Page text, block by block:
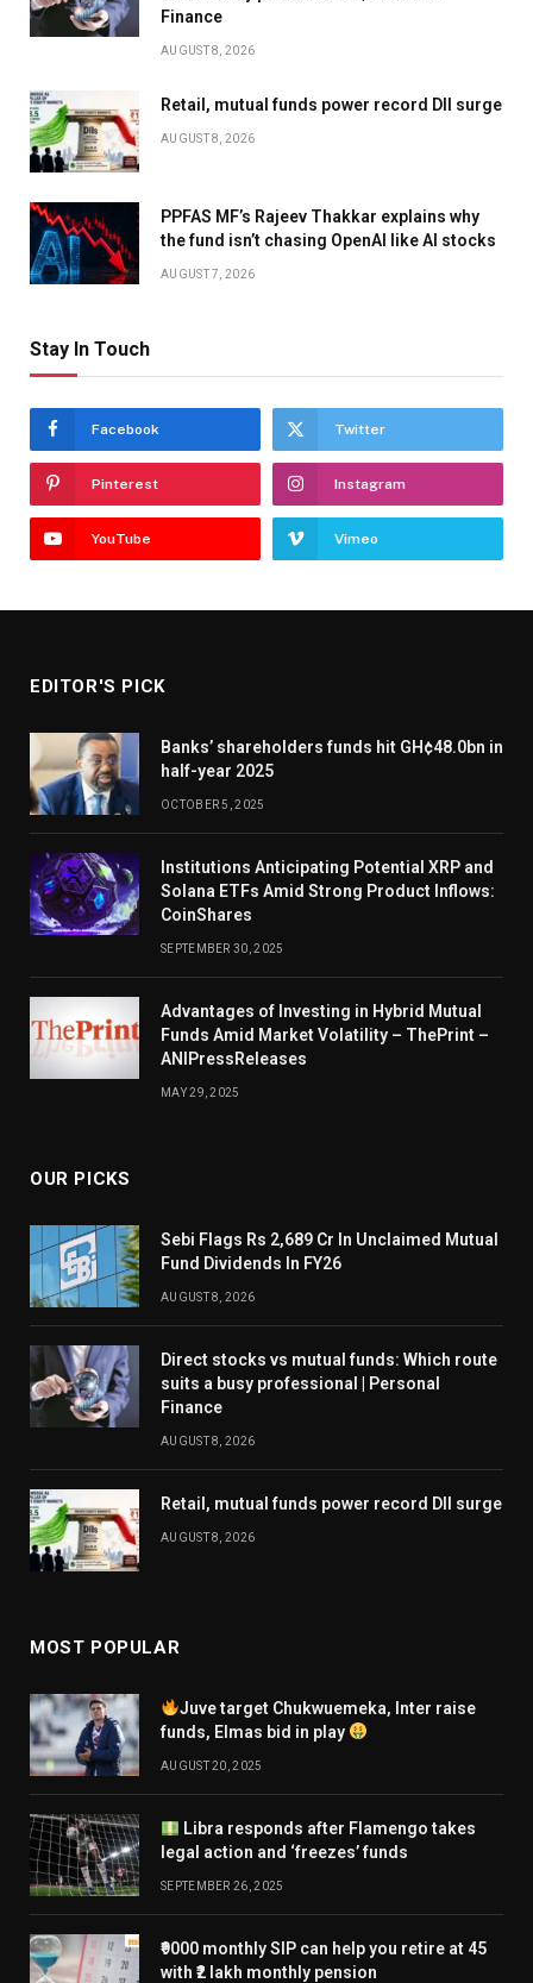
Finance
AUGUST 8, 2026
Retail, mutual funds power record DII surge
AUGUST 8, 2026
PPFAS MF’s Rajeev Thakkar explains why
the fund isn’t chasing OpenAI like AI stocks
AUGUST 7, 2026
Stay In Touch
Facebook Twitter
Pinterest Instagram
YouTube Vimeo
EDITOR'S PICK
Banks’ shareholders funds hit GH¢48.0bn in
half-year 2025
OCTOBER 5, 2025
Institutions Anticipating Potential XRP and
Solana ETFs Amid Strong Product Inflows:
CoinShares
SEPTEMBER 30, 2025
Advantages of Investing in Hybrid Mutual
Funds Amid Market Volatility – ThePrint –
ANIPressReleases
MAY 29, 2025
OUR PICKS
Sebi Flags Rs 2,689 Cr In Unclaimed Mutual
Fund Dividends In FY26
AUGUST 8, 2026
Direct stocks vs mutual funds: Which route
suits a busy professional | Personal
Finance
AUGUST 8, 2026
Retail, mutual funds power record DII surge
AUGUST 8, 2026
MOST POPULAR
Juve target Chukwuemeka, Inter raise
funds, Elmas bid in play
AUGUST 20, 2025
Libra responds after Flamengo takes
legal action and ‘freezes’ funds
SEPTEMBER 26, 2025
₹9000 monthly SIP can help you retire at 45
with ₹2 lakh monthly pension